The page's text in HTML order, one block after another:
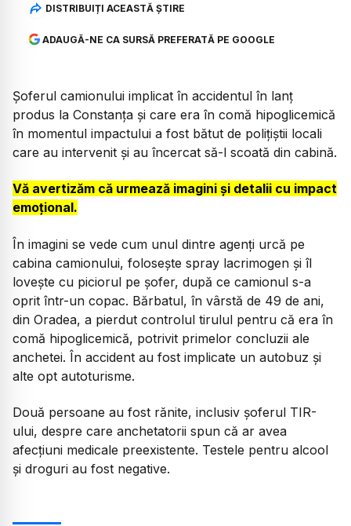
DISTRIBUIȚI ACEASTĂ ȘTIRE
ADAUGĂ-NE CA SURSĂ PREFERATĂ PE GOOGLE
Șoferul camionului implicat în accidentul în lanț
produs la Constanța și care era în comă hipoglicemică
în momentul impactului a fost bătut de polițiștii locali
care au intervenit și au încercat să-l scoată din cabină.
Vă avertizăm că urmează imagini și detalii cu impact
emoțional.
În imagini se vede cum unul dintre agenți urcă pe
cabina camionului, folosește spray lacrimogen și îl
lovește cu piciorul pe șofer, după ce camionul s-a
oprit într-un copac. Bărbatul, în vârstă de 49 de ani,
din Oradea, a pierdut controlul tirulul pentru că era în
comă hipoglicemică, potrivit primelor concluzii ale
anchetei. În accident au fost implicate un autobuz și
alte opt autoturisme.
Două persoane au fost rănite, inclusiv șoferul TIR-
ului, despre care anchetatorii spun că ar avea
afecțiuni medicale preexistente. Testele pentru alcool
și droguri au fost negative.